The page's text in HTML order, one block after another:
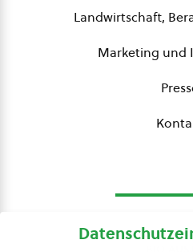
Landwirtschaft,
Marketing und